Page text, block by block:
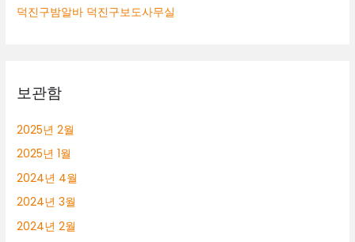
덕진구밤알바 덕진구보도사무실
보관함
2025년 2월
2025년 1월
2024년 4월
2024년 3월
2024년 2월